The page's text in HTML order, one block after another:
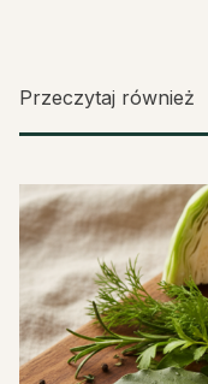
Przeczytaj również